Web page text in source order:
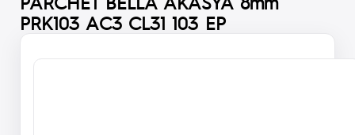
PRK103 AC3 CL31 103 EP